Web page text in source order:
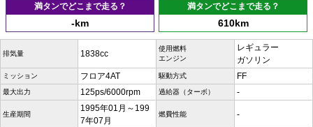
満タンでどこまで走る？
-km
満タンでどこまで走る？
610km
排気量 1838cc
使用燃料
エンジン
レギュラー
ガソリン
ミッション フロア4AT 駆動方式 FF
最大出力 125ps/6000rpm 過給器（ターボ） -
生産期間
1995年01月～199
7年07月
燃費性能 -